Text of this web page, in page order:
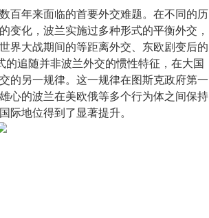
百年来面临的首要外交难题。在不同的历
变化，波兰实施过多种形式的平衡外交，
界大战期间的等距离外交、东欧剧变后的
的追随并非波兰外交的惯性特征，在大国
的另一规律。这一规律在图斯克政府第一
心的波兰在美欧俄等多个行为体之间保持
际地位得到了显著提升。